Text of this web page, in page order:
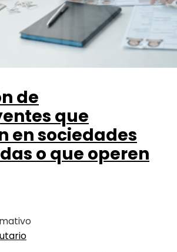
de
que
en sociedades
o que operen